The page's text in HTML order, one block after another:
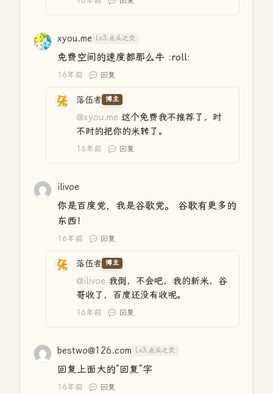
xyou.me Lv3.点头之交
免费空间的速度都那么牛 :roll:
16年前 回复
落伍者 博主
@xyou.me 这个免费我不推荐了，时
不时的把你的米转了。
16年前 回复
ilivoe
你是百度党，我是谷歌党。 谷歌有更多的
东西！
16年前 回复
落伍者 博主
@ilivoe 我倒，不会吧，我的新米，谷
哥收了，百度还没有收呢。
16年前 回复
bestwo@126.com Lv3.点头之交
回复上面大的“回复”字
16年前 回复